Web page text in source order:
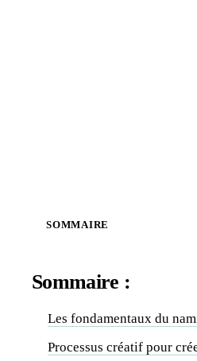
SOMMAIRE
Sommaire :
Les fondamentaux du
Processus créatif pour